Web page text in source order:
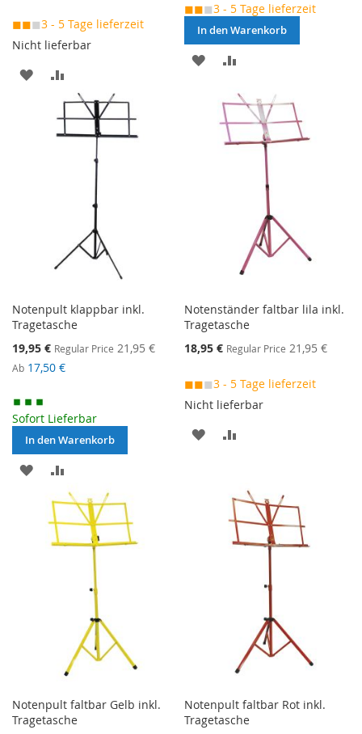
◼◼◼3 - 5 Tage lieferzeit
Nicht lieferbar
MERKEN
VERGLEICHSLISTE
HINZUFÜGEN
◼◼◼3 - 5 Tage lieferzeit
In den Warenkorb
MERKEN
HINZUFÜGEN
Notenpult klappbar inkl.
Tragetasche
Special
19,95 € Regular Price 21,95 €
Ab 17,50 €
Sofort Lieferbar
In den Warenkorb
MERKEN
VERGLEICHSLISTE
HINZUFÜGEN
Notenständer faltbar lila inkl.
Tragetasche
Special
18,95 € Regular Price 21,95 €
◼◼◼3 - 5 Tage lieferzeit
Nicht lieferbar
MERKEN
HINZUFÜGEN
Notenpult faltbar Gelb inkl.
Tragetasche
Notenpult faltbar Rot inkl.
Tragetasche